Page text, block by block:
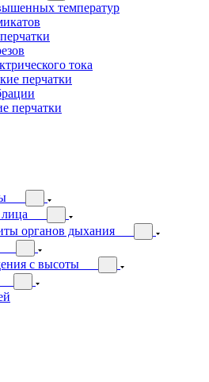
температур
тока
перчатки
перчатки
органов дыхания
с высоты